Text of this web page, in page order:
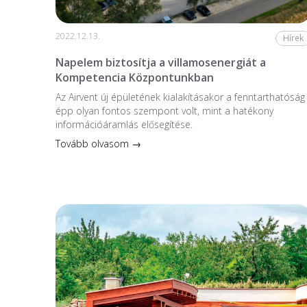
2022.12.13. Hírek
Napelem biztosítja a villamosenergiát a
Kompetencia Központunkban
Az Airvent új épületének kialakításakor a fenntarthatóság
épp olyan fontos szempont volt, mint a hatékony
információáramlás elősegítése.
Tovább olvasom →